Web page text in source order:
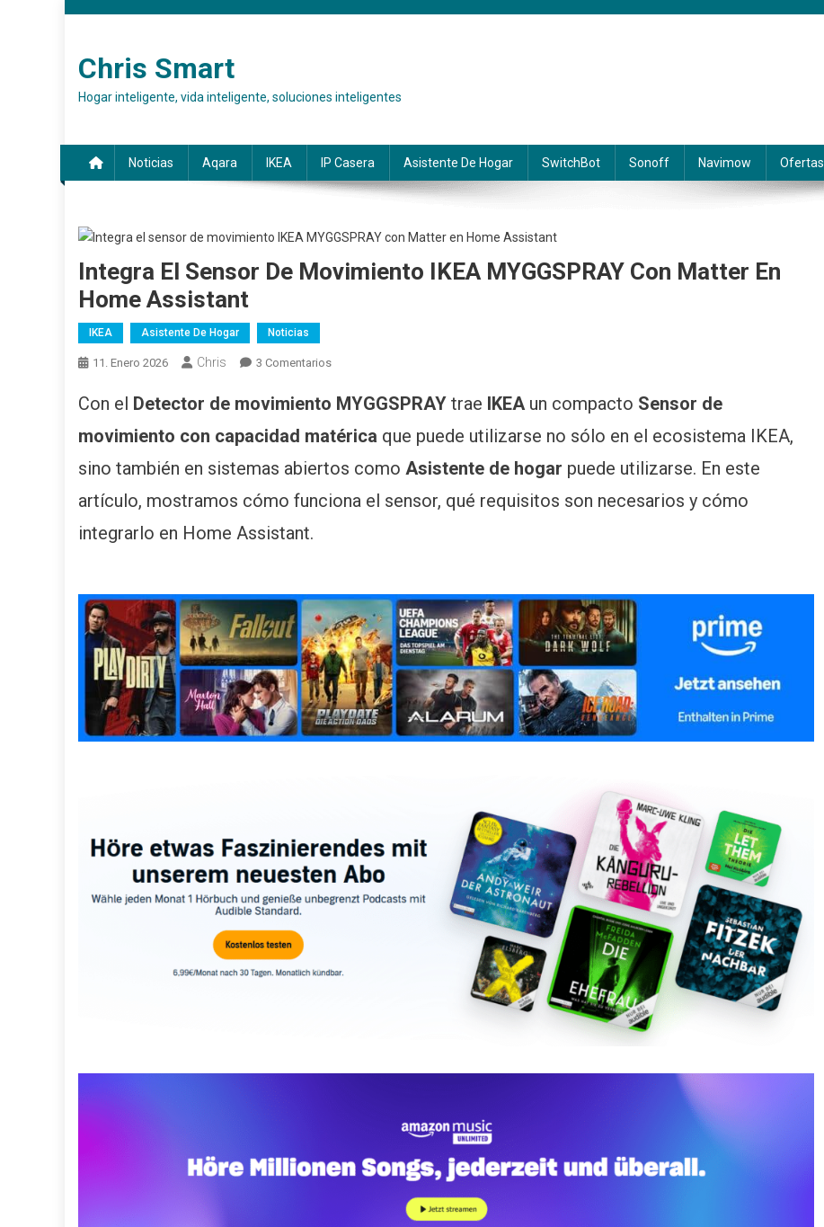
Chris Smart
Hogar inteligente, vida inteligente, soluciones inteligentes
Noticias Aqara IKEA IP Casera Asistente De Hogar SwitchBot Sonoff Navimow Ofertas
Integra El Sensor De Movimiento IKEA MYGGSPRAY Con Matter En
Home Assistant
IKEA Asistente De Hogar Noticias
11. Enero 2026 Chris 3 Comentarios
Con el Detector de movimiento MYGGSPRAY trae IKEA un compacto Sensor de
movimiento con capacidad matérica que puede utilizarse no sólo en el ecosistema IKEA,
sino también en sistemas abiertos como Asistente de hogar puede utilizarse. En este
artículo, mostramos cómo funciona el sensor, qué requisitos son necesarios y cómo
integrarlo en Home Assistant.